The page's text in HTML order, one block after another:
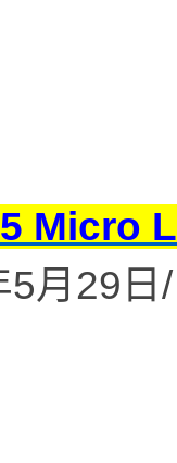
Micro
月29日